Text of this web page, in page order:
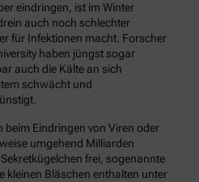
eindringen, ist im Winter
auch noch schlechter
für Infektionen macht. Forscher
haben jüngst sogar
auch die Kälte an sich
schwächt und
beim Eindringen von Viren oder
umgehend Milliarden
frei, sogenannte
kleinen Bläschen enthalten unter